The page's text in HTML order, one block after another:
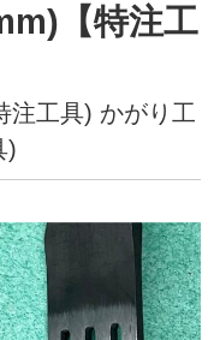
【特注工
注工具) かがり工
)